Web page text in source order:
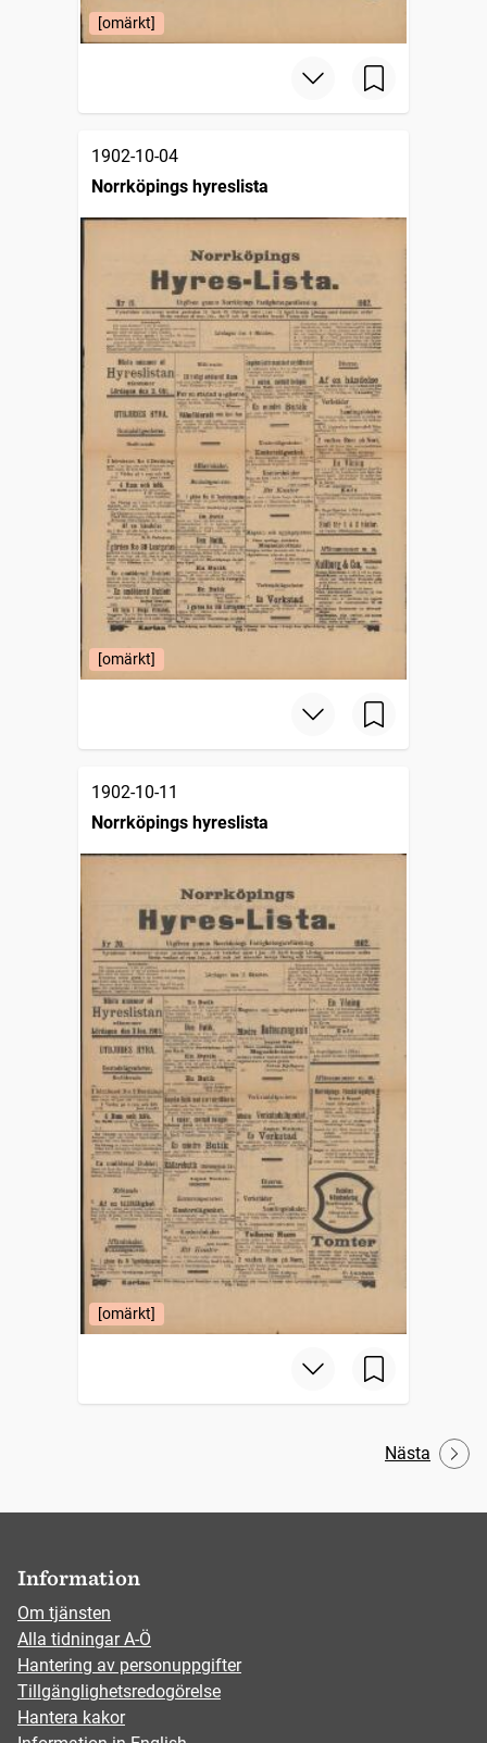
[omärkt]
1902-10-04
Norrköpings hyreslista
[omärkt]
1902-10-11
Norrköpings hyreslista
[omärkt]
Nästa
Information
Om tjänsten
Alla tidningar A-Ö
Hantering av personuppgifter
Tillgänglighetsredogörelse
Hantera kakor